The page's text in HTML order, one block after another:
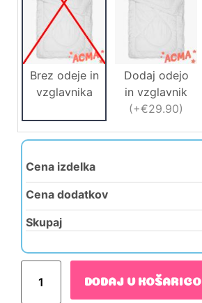
Brez odeje in
vzglavnika
Dodaj odejo
in vzglavnik
(+€29.90)
Cena izdelka
Cena dodatkov
Skupaj
DODAJ V KOŠARICO